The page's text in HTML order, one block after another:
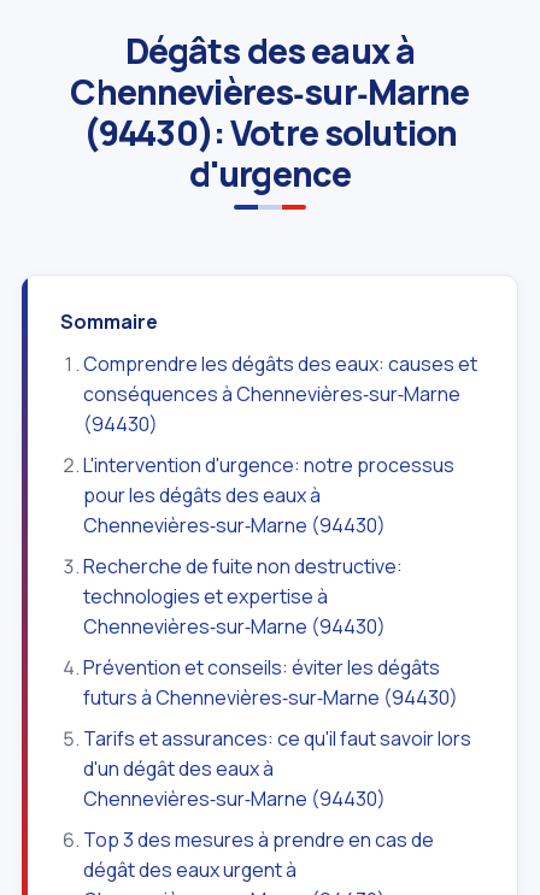
Dégâts des eaux à
Chennevières‑sur‑Marne
(94430): Votre solution
d'urgence
Sommaire
Comprendre les dégâts des eaux: causes et
conséquences à Chennevières‑sur‑Marne
(94430)
L'intervention d'urgence: notre processus
pour les dégâts des eaux à
Chennevières‑sur‑Marne (94430)
Recherche de fuite non destructive:
technologies et expertise à
Chennevières‑sur‑Marne (94430)
Prévention et conseils: éviter les dégâts
futurs à Chennevières‑sur‑Marne (94430)
Tarifs et assurances: ce qu'il faut savoir lors
d'un dégât des eaux à
Chennevières‑sur‑Marne (94430)
Top 3 des mesures à prendre en cas de
dégât des eaux urgent à